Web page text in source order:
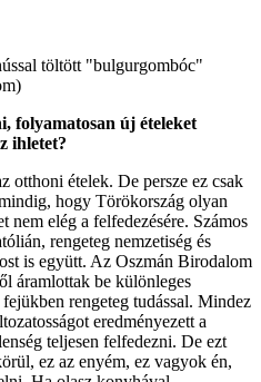
töltött "bulgurgombóc"
folyamatosan új ételeket
ihletet?
otthoni ételek. De persze ez csak
hogy Törökország olyan
nem elég a felfedezésére. Számos
rengeteg nemzetiség és
is együtt. Az Oszmán Birodalom
áramlottak be különleges
rengeteg tudással. Mindez
eredményezett a
teljesen felfedezni. De ezt
ez az enyém, ez vagyok én,